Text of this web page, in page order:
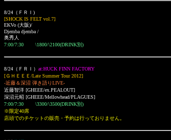
8/24（ＦＲＩ)
[SHOCK IS FELT vol.7]
EKVo (大阪)/
Djemba djemba /
奥秀人
7:00/7:30 \1800/\2100(DRINK別)
8/24（ＦＲＩ） at:HUCK FINN FACTORY
[ＧＨＥＥＥ/Late Summer Tour 2012]
-近藤＆深沼 弾き語りLIVE-
近藤智洋 [GHEEE/ex.PEALOUT]
深沼元昭 [GHEEE/Mellowhead/PLAGUES]
7:00/7:30 \3300/\3500(DRINK別)
※限定40席
店頭でのチケットの販売・予約は行っておりません。